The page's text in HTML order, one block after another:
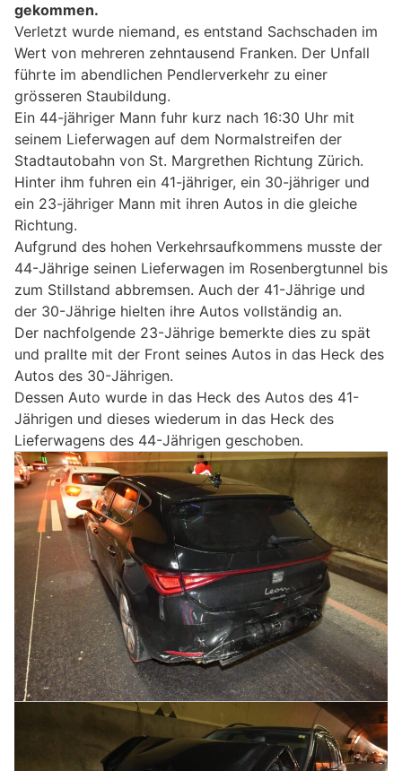
gekommen.
Verletzt wurde niemand, es entstand Sachschaden im
Wert von mehreren zehntausend Franken. Der Unfall
führte im abendlichen Pendlerverkehr zu einer
grösseren Staubildung.
Ein 44-jähriger Mann fuhr kurz nach 16:30 Uhr mit
seinem Lieferwagen auf dem Normalstreifen der
Stadtautobahn von St. Margrethen Richtung Zürich.
Hinter ihm fuhren ein 41-jähriger, ein 30-jähriger und
ein 23-jähriger Mann mit ihren Autos in die gleiche
Richtung.
Aufgrund des hohen Verkehrsaufkommens musste der
44-Jährige seinen Lieferwagen im Rosenbergtunnel bis
zum Stillstand abbremsen. Auch der 41-Jährige und
der 30-Jährige hielten ihre Autos vollständig an.
Der nachfolgende 23-Jährige bemerkte dies zu spät
und prallte mit der Front seines Autos in das Heck des
Autos des 30-Jährigen.
Dessen Auto wurde in das Heck des Autos des 41-
Jährigen und dieses wiederum in das Heck des
Lieferwagens des 44-Jährigen geschoben.